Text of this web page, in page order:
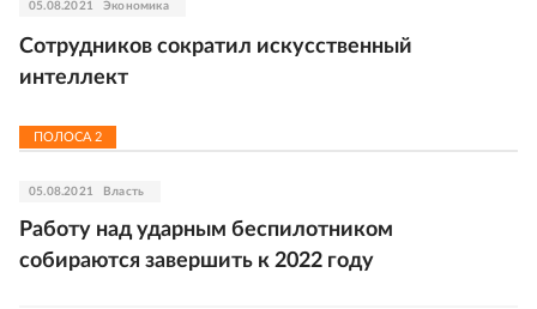
05.08.2021 Экономика
Сотрудников сократил искусственный
интеллект
ПОЛОСА2
05.08.2021 Власть
Работу над ударным беспилотником
собираются завершить к 2022 году